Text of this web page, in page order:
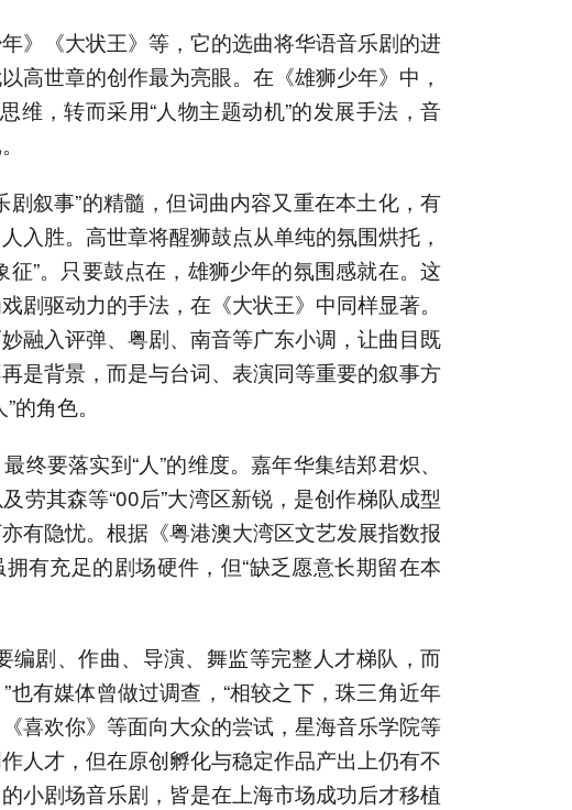
》《大状王》等，它的选曲将华语音乐剧的进
高世章的创作最为亮眼。在《雄狮少年》中，
维，转而采用“人物主题动机”的发展手法，音
剧叙事”的精髓，但词曲内容又重在本土化，有
入胜。高世章将醒狮鼓点从单纯的氛围烘托，
征”。只要鼓点在，雄狮少年的氛围感就在。这
剧驱动力的手法，在《大状王》中同样显著。
融入评弹、粤剧、南音等广东小调，让曲目既
是背景，而是与台词、表演同等重要的叙事方
的角色。
终要落实到“人”的维度。嘉年华集结郑君炽、
劳其森等“00后”大湾区新锐，是创作梯队成型
有隐忧。根据《粤港澳大湾区文艺发展指数报
有充足的剧场硬件，但“缺乏愿意长期留在本
编剧、作曲、导演、舞监等完整人才梯队，而
也有媒体曾做过调查，“相较之下，珠三角近年
喜欢你》等面向大众的尝试，星海音乐学院等
人才，但在原创孵化与稳定作品产出上仍有不
小剧场音乐剧，皆是在上海市场成功后才移植